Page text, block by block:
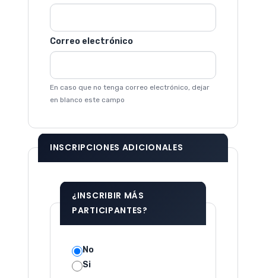
Correo electrónico
En caso que no tenga correo electrónico, dejar
en blanco este campo
INSCRIPCIONES ADICIONALES
¿INSCRIBIR MÁS
PARTICIPANTES?
No
Si